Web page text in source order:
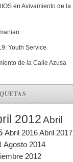
en Avivamiento de la
Youth Service
de la Calle Azusa
2012Abril
Abril 2016Abril 2017
Agosto 2014
2012